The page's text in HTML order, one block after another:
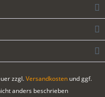
zzgl.Versandkosten und ggf.
anders beschrieben